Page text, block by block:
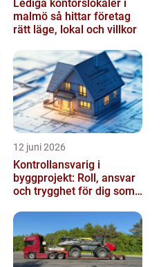
Lediga kontorslokaler i
malmö så hittar företag
rätt läge, lokal och villkor
12 juni 2026
Kontrollansvarig i
byggprojekt: Roll, ansvar
och trygghet för dig som